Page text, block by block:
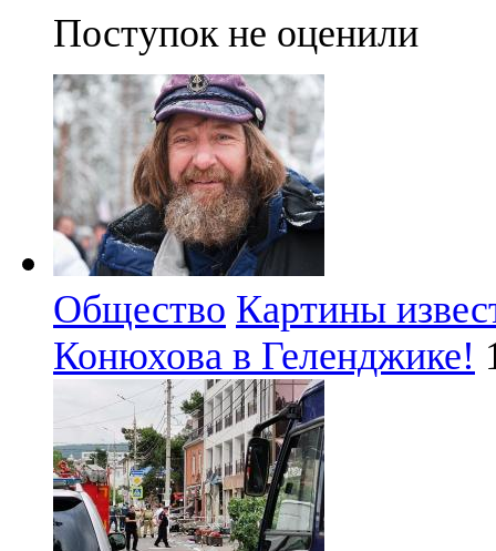
Поступок не оценили
Общество Картины
Конюхова в Геленджике!